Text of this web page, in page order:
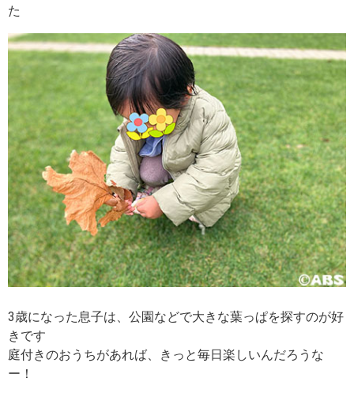
た
3歳になった息子は、公園などで大きな葉っぱを探すのが好
きです
庭付きのおうちがあれば、きっと毎日楽しいんだろうな
ー！